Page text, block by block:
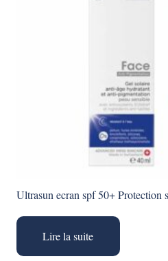
Ultrasun ecran spf 50+ Protection
Lire la suite